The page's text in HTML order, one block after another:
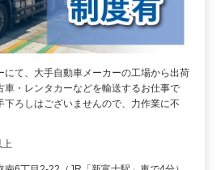
にて、大手自動車メーカーの工場から出荷
車・レンタカーなどを輸送するお仕事で
ろしはございませんので、力作業に不
上